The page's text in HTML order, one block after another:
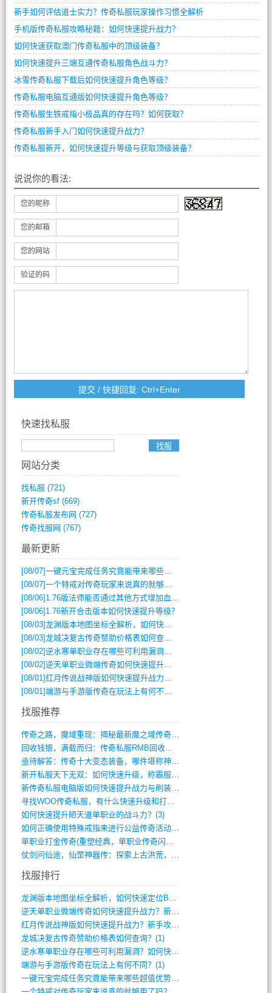
新手如何评估道士实力？传奇私服玩家操作习惯全解析
手机版传奇私服攻略秘籍：如何快速提升战力？
如何快速获取澳门传奇私服中的顶级装备？
如何快速提升三端互通传奇私服角色战斗力？
冰雪传奇私服下载后如何快速提升角色等级？
传奇私服电脑互通版如何快速提升角色等级？
传奇私服生铁戒指小极品真的存在吗？如何获取？
传奇私服新手入门如何快速提升战力？
传奇私服新开，如何快速提升等级与获取顶级装备？
说说你的看法:
您的昵称
您的邮箱
您的网站
验证的码
快速找私服
网站分类
找私服 (721)
新开传奇sf(669)
传奇私服发布网 (727)
传奇找服网 (767)
最新更新
[08/07]一键元宝完成任务究竟能带来哪些超值优势？
[08/07]一个特戒对传奇玩家来说真的就够用了吗？
[08/06] 1.76版法师能否通过其他方式增加血量？
[08/06] 1.76新开合击版本如何快速提升等级？
[08/03]龙渊版本地图坐标全解析，如何快速定位BOSS位置？
[08/03]龙城决复古传奇赞助价格表如何查询？
[08/02]逆水寒单职业存在哪些可利用漏洞？如何快速提升战力？
[08/02]逆天单职业微端传奇如何快速提升战力？新手必看攻略
[08/01]红月传说战神版如何快速提升战力？新手攻略全解析？
[08/01]端游与手游版传奇在玩法上有何不同？
找服推荐
传奇之路，魔域重现：揭秘最新魔之域传奇攻(712)
回收钱银，满载而归：传奇私服RMB回收装(548)
亟待解答：传奇十大变态装备，哪件堪称神器(347)
新开私服天下无双：如何快速升级，称霸服务(681)
新传奇私服电脑版如何快速提升战力与刷装备(835)
寻找WOO传奇私服，有什么快速升级和打宝(864)
如何快速提升陋天道单职业的战斗力？(3)
如何正确使用特殊戒指来进行公益传奇活动？(10)
单职业打金传奇(重塑经典，单职业传奇闪耀(10)
仗剑问仙途，仙罡神器传：探索上古洪荒，揭(813)
找服排行
龙渊版本地图坐标全解析，如何快速定位BO(3)
逆天单职业微端传奇如何快速提升战力？新手(2)
红月传说战神版如何快速提升战力？新手攻略(2)
龙城决复古传奇赞助价格表如何查询？(1)
逆水寒单职业存在哪些可利用漏洞？如何快速(1)
端游与手游版传奇在玩法上有何不同？(1)
一键元宝完成任务究竟能带来哪些超值优势？(0)